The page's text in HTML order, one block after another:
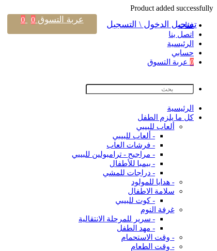
Product added successfully
فئات
اتصل بنا
اﻟﺮﺋﻴﺴﻴﺔ
حسابي
0 عربة التسوق
اﻟﺮﺋﻴﺴﻴﺔ
كل ما يلزم الطفل
ألعاب للبيبي
- ألعاب للبيبي
- فرشات العاب
- مراجيح - ترامبولين للبيبي
- بيمبا للأطفال
- دراجات للمشي
- هدايا للمولود
سلامة الاطفال
- كوت للبيبي
غرفة النوم
- سرير للمرحلة الانتقالية
- مهد الطفل
- وقت الاستحمام
- وقت الطعام
تسجيل الدخول \ التسجيل عربة التسوق 0
0